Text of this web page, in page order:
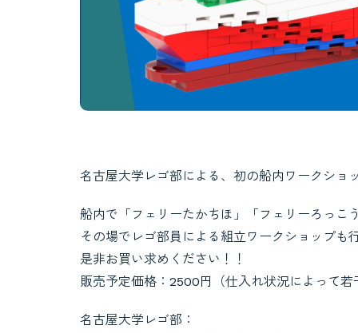
名古屋大学レゴ部による、初の船内ワークショ
船内で「フェリーたかちほ」「フェリーろっこ
その場でレゴ部員による組立ワークショップも
是非お買い求めください！！
販売予定価格：2500円（仕入れ状況によって
名古屋大学レゴ部：